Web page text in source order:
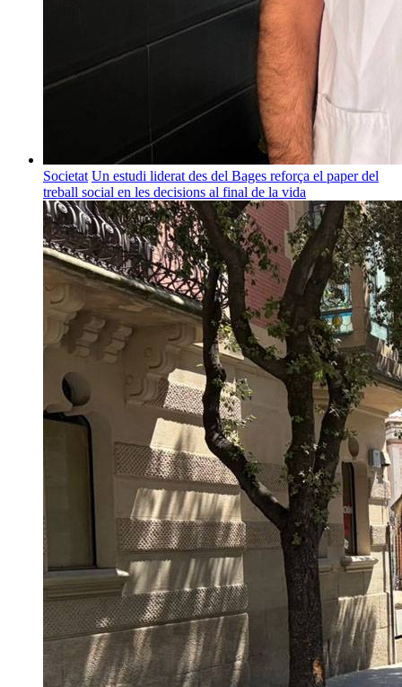
Societat Un estudi liderat des del Bages reforça el paper del
treball social en les decisions al final de la vida